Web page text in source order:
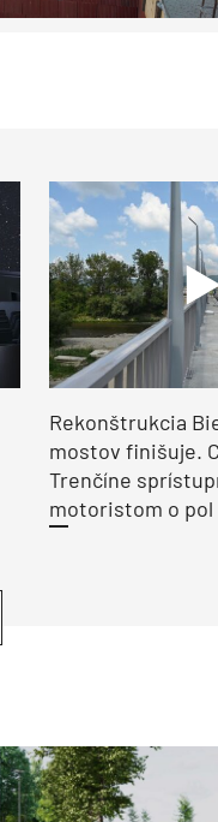
Rekonštrukcia
mostov finišuje.
Trenčíne
motoristom o pol